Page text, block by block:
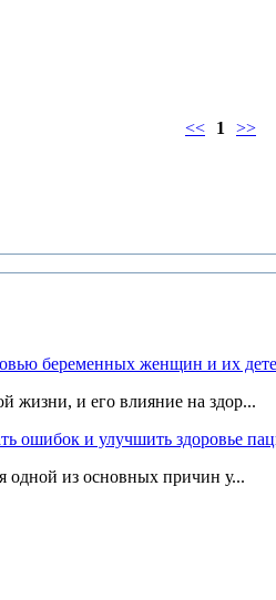
<<
1 >>
беременных женщин и их
жизни, и его влияние на здор...
ошибок и улучшить здоровье
одной из основных причин у...